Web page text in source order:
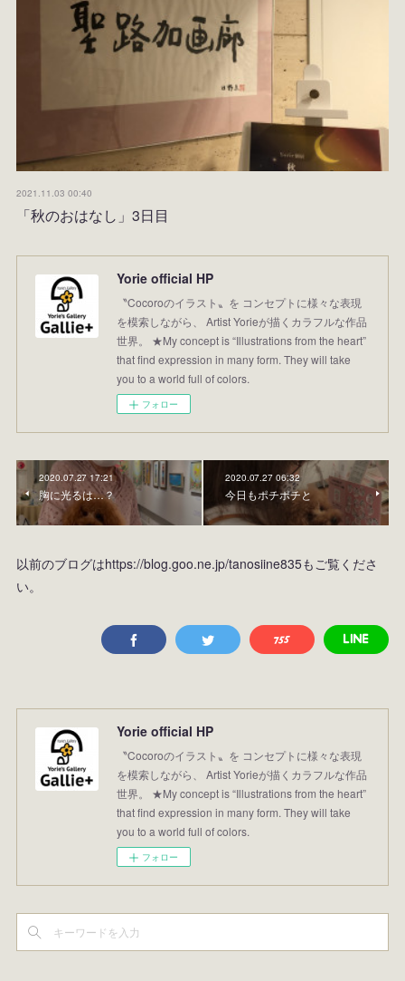
2021.11.03 00:40
「秋のおはなし」3日目
Yorie official HP
〝Cocoroのイラスト〟を コンセプトに様々な表現
を模索しながら、 Artist Yorieが描くカラフルな作品
世界。 ★My concept is “Illustrations from the heart”
that find expression in many form. They will take
you to a world full of colors.
フォロー
2020.07.27 17:21
胸に光るは…？
2020.07.27 06:32
今日もポチポチと
以前のブログはhttps://blog.goo.ne.jp/tanosiine835もご覧くださ
い。
Yorie official HP
〝Cocoroのイラスト〟を コンセプトに様々な表現
を模索しながら、 Artist Yorieが描くカラフルな作品
世界。 ★My concept is “Illustrations from the heart”
that find expression in many form. They will take
you to a world full of colors.
フォロー